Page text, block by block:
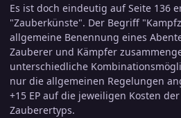
Es ist doch eindeutig auf Seite 136
"Zauberkünste". Der Begriff
allgemeine Benennung eines
Zauberer und Kämpfer
unterschiedliche
nur die allgemeinen Regelungen
+15 EP auf die jeweiligen Kosten
Zauberertyps.